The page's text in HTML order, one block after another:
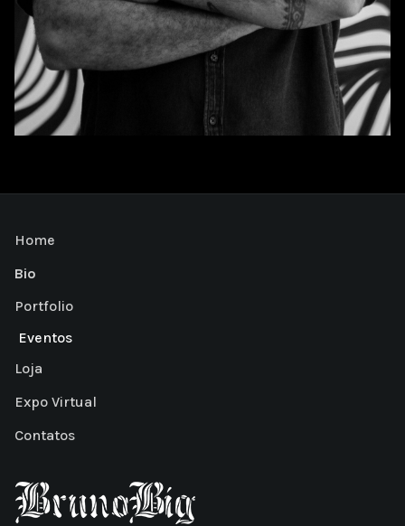
Home
Bio
Portfolio
Eventos
Loja
Expo Virtual
Contatos